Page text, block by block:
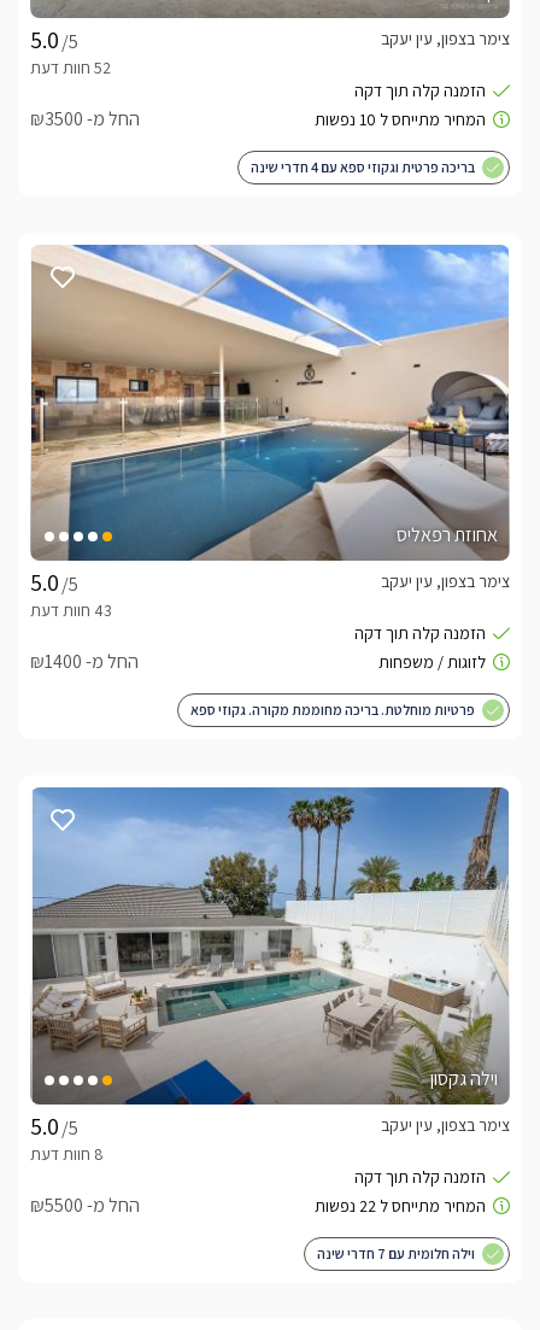
/5
צימר בצפון, עין יעקב
החל מ- ₪3500
בריכה פרטית וגקוזי ספא עם 4 חדרי שינה
אחוזת רפאליס
/5
צימר בצפון, עין יעקב
החל מ- ₪1400
פרטיות מוחלטת. בריכה מחוממת מקורה. גקוזי ספא
וילה גקסון
/5
צימר בצפון, עין יעקב
החל מ- ₪5500
וילה חלומית עם 7 חדרי שינה